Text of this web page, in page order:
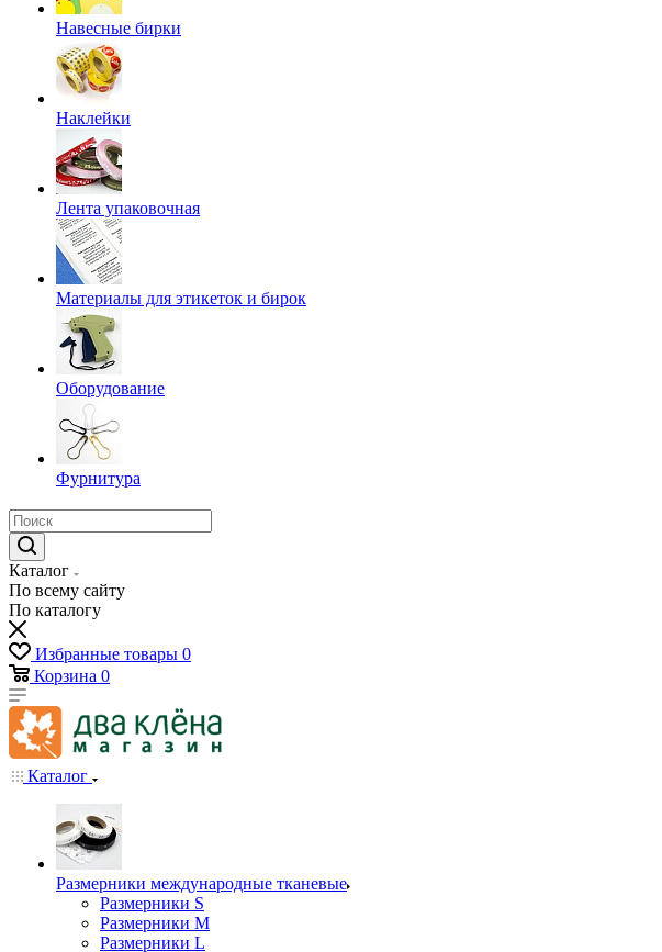
Навесные бирки
Наклейки
Лента упаковочная
Материалы для этикеток и бирок
Оборудование
Фурнитура
Каталог
По всему сайту
По каталогу
Избранные товары 0
Корзина 0
Каталог
Размерники международные тканевые
Размерники S
Размерники M
Размерники L